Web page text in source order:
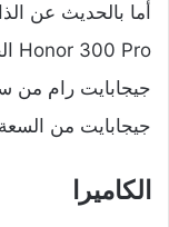
أما بالحديث عن
جيجابايت من السعة
الكاميرا